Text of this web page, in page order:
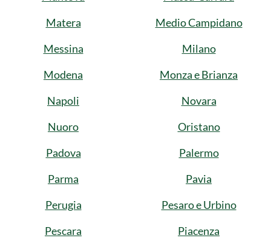
Matera
Medio Campidano
Messina
Milano
Modena
Monza e Brianza
Napoli
Novara
Nuoro
Oristano
Padova
Palermo
Parma
Pavia
Perugia
Pesaro e Urbino
Pescara
Piacenza